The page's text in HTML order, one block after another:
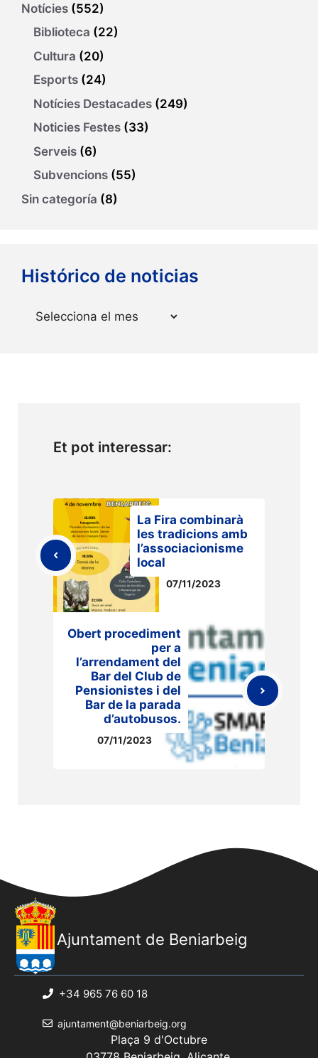
Notícies (552)
Biblioteca (22)
Cultura (20)
Esports (24)
Notícies Destacades (249)
Noticies Festes (33)
Serveis (6)
Subvencions (55)
Sin categoría (8)
Histórico de noticias
Arxius
Et pot interessar:
La Fira combinarà
les tradicions amb
l’associacionisme
local
07/11/2023
Obert procediment
per a
l’arrendament del
Bar del Club de
Pensionistes i del
Bar de la parada
d’autobusos.
07/11/2023
Ajuntament de Beniarbeig
+34 965 76 60 18
ajuntament@beniarbeig.org
Plaça 9 d'Octubre